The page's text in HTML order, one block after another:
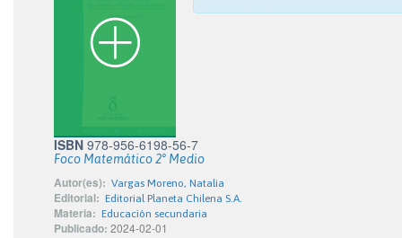
ISBN 978-956-6198-56-7
Foco Matemático 2° Medio
Autor(es): Vargas Moreno, Natalia
Editorial: Editorial Planeta Chilena S.A.
Materia: Educación secundaria
Publicado: 2024-02-01